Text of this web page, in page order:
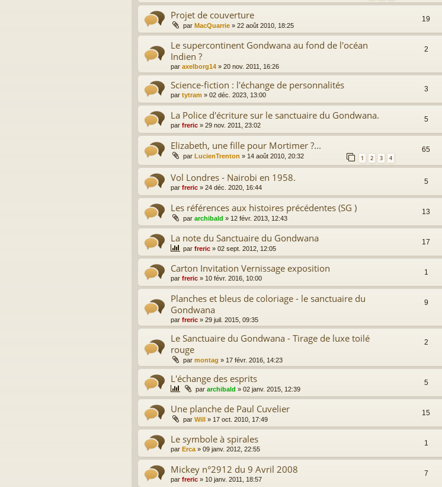
Projet de couverture
par MacQuarrie » 22 août 2010, 18:25
19
Le supercontinent Gondwana au fond de l'océan
Indien ?
par axelborg14 » 20 nov. 2011, 16:26
2
Science-fiction : l'échange de personnalités
par tytram » 02 déc. 2023, 13:00
3
La Police d'écriture sur le sanctuaire du Gondwana.
par freric » 29 nov. 2011, 23:02
5
Elizabeth, une fille pour Mortimer ?...
par LucienTrenton » 14 août 2010, 20:32 1 2 3 4
65
Vol Londres - Nairobi en 1958.
par freric » 24 déc. 2020, 16:44
5
Les références aux histoires précédentes (SG )
par archibald » 12 févr. 2013, 12:43
13
La note du Sanctuaire du Gondwana
par freric » 02 sept. 2012, 12:05
17
Carton Invitation Vernissage exposition
par freric » 10 févr. 2016, 10:00
1
Planches et bleus de coloriage - le sanctuaire du
Gondwana
par freric » 29 juil. 2015, 09:35
9
Le Sanctuaire du Gondwana - Tirage de luxe toilé
rouge
par montag » 17 févr. 2016, 14:23
2
L'échange des esprits
par archibald » 02 janv. 2015, 12:39
5
Une planche de Paul Cuvelier
par Will » 17 oct. 2010, 17:49
15
Le symbole à spirales
par Erca » 09 janv. 2012, 22:55
1
Mickey n°2912 du 9 Avril 2008
par freric » 10 janv. 2011, 18:57
7